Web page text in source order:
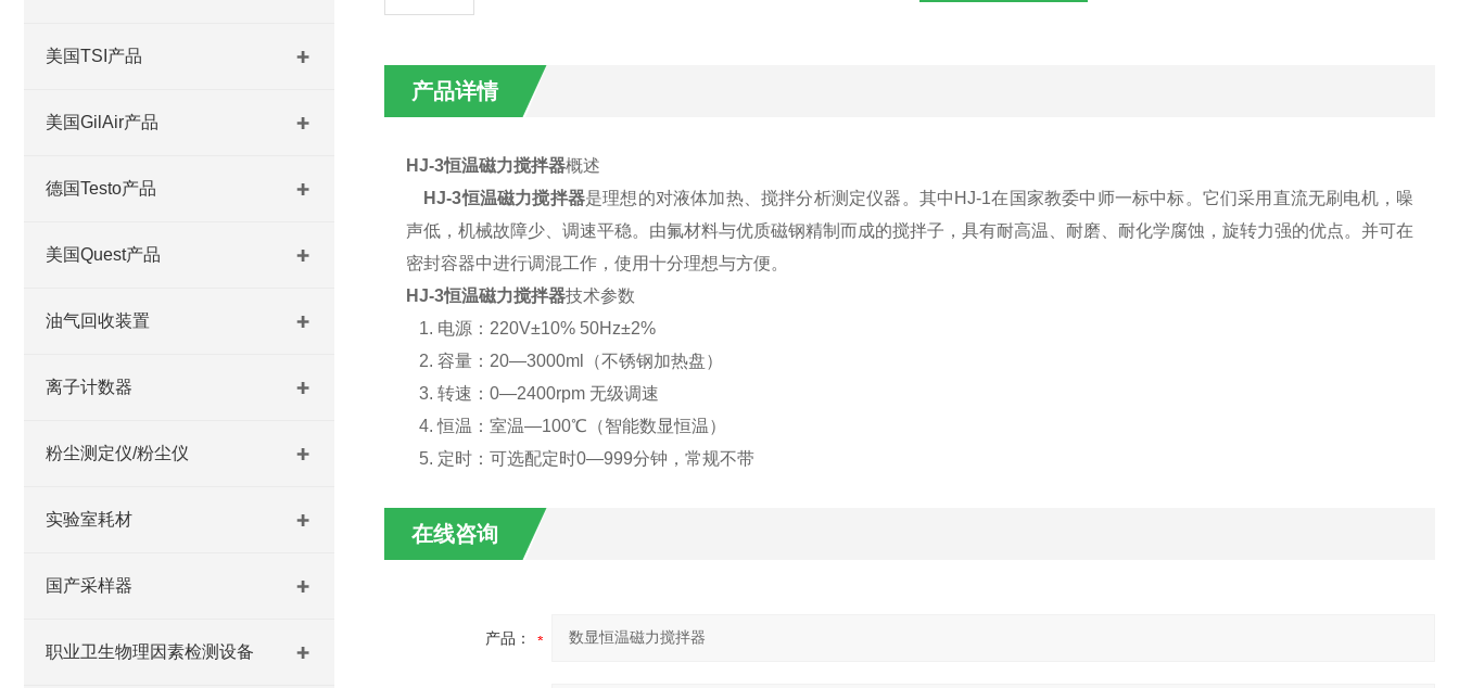
美国TSI产品
美国GilAir产品
德国Testo产品
美国Quest产品
油气回收装置
离子计数器
粉尘测定仪/粉尘仪
实验室耗材
国产采样器
职业卫生物理因素检测设备
产品详情
HJ-3恒温磁力搅拌器概述
HJ-3恒温磁力搅拌器是理想的对液体加热、搅拌分析测定仪器。其中HJ-1在国家教委中师一标中标。它们采用直流无刷电机，噪
声低，机械故障少、调速平稳。由氟材料与优质磁钢精制而成的搅拌子，具有耐高温、耐磨、耐化学腐蚀，旋转力强的优点。并可在
密封容器中进行调混工作，使用十分理想与方便。
HJ-3恒温磁力搅拌器技术参数
1. 电源：220V±10% 50Hz±2%
2. 容量：20—3000ml（不锈钢加热盘）
3. 转速：0—2400rpm 无级调速
4. 恒温：室温—100℃（智能数显恒温）
5. 定时：可选配定时0—999分钟，常规不带
在线咨询
产品：